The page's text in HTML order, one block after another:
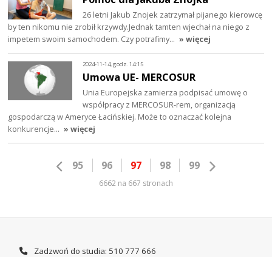
26 letni Jakub Znojek zatrzymał pijanego kierowcę
by ten nikomu nie zrobił krzywdy.Jednak tamten wjechał na niego z
impetem swoim samochodem. Czy potrafimy… » więcej
2024-11-14, godz. 14:15
Umowa UE- MERCOSUR
Unia Europejska zamierza podpisać umowę o
współpracy z MERCOSUR-rem, organizacją
gospodarczą w Ameryce Łacińskiej. Może to oznaczać kolejna
konkurencje… » więcej
95 96 97 98 99
6662 na 667 stronach
Zadzwoń do studia: 510 777 666